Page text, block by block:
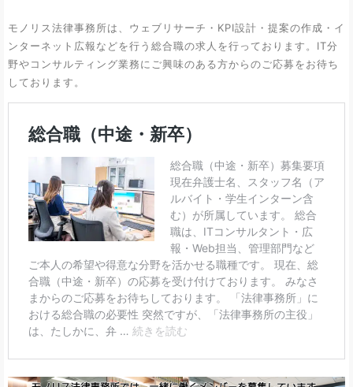
モノリス法律事務所は、ウェブリサーチ・KPI設計・提案の作成・イ
ンターネット広報などを行う総合職の求人を行っております。IT分
野やコンサルティング業務にご興味のある方からのご応募をお待ち
しております。